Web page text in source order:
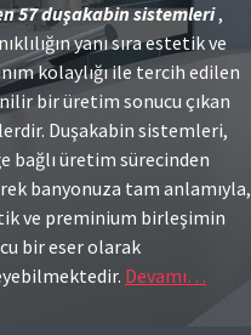
57duşakabin sistemleri,
yanı sıra estetik ve
kolaylığı ile tercih edilen
bir üretim sonucu çıkan
Duşakabin sistemleri,
bağlı üretim sürecinden
banyonuza tam anlamıyla,
ve preminium birleşimin
bir eser olarak
Devamı…